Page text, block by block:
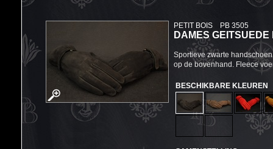
PETIT BOIS PB 3505
DAMES
Sportieve zwarte
op de bovenhand. Fleece
BESCHIKBARE KLEUREN